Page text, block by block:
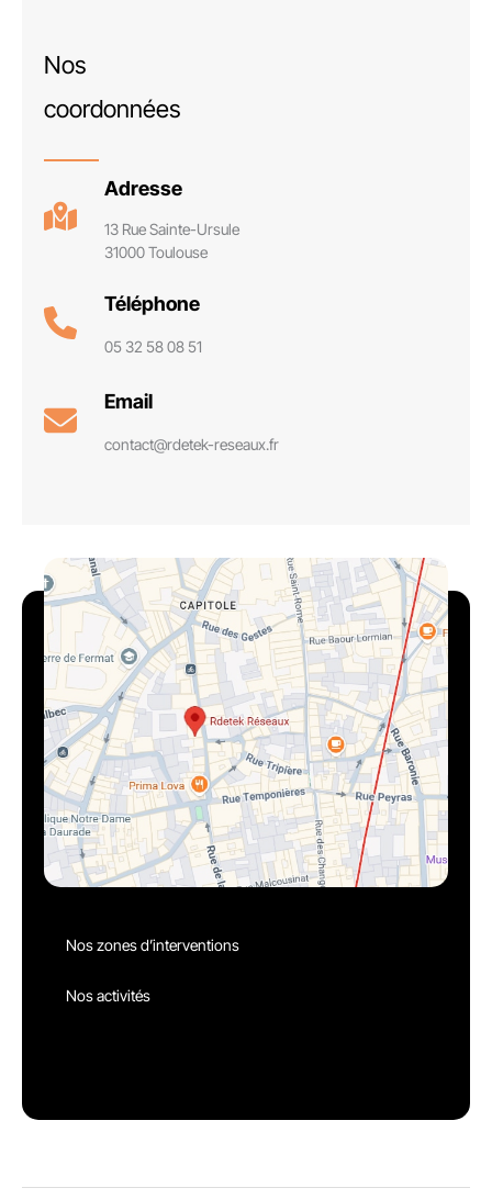
Nos
coordonnées
Adresse
13 Rue Sainte-Ursule
31000 Toulouse
Téléphone
05 32 58 08 51
Email
contact@rdetek-reseaux.fr
Nos zones d’interventions
Nos activités